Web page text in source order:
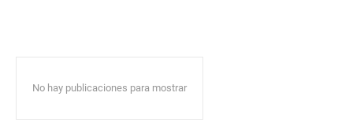
No hay publicaciones para mostrar